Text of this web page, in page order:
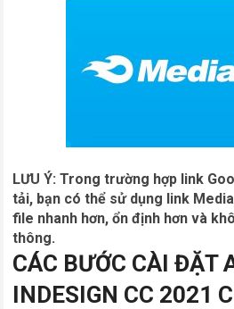
LƯU Ý: Trong trường hợp link
tải, bạn có thể sử dụng link
file nhanh hơn, ổn định hơn và
thông.
CÁC BƯỚC CÀI ĐẶT
INDESIGN CC 2021